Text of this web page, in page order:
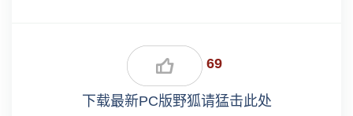
69
下载最新PC版野狐请猛击此处